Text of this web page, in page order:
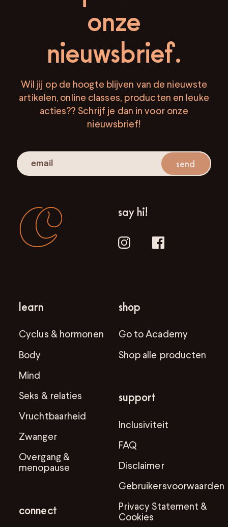
onze
nieuwsbrief.
Wil jij op de hoogte blijven van de nieuwste
artikelen, online classes, producten en leuke
acties?? Schrijf je dan in voor onze
nieuwsbrief!
send
say hi!
learn
Cyclus & hormonen
Body
Mind
Seks & relaties
Vruchtbaarheid
Zwanger
Overgang &
menopause
connect
shop
Go to Academy
Shop alle producten
support
Inclusiviteit
FAQ
Disclaimer
Gebruikersvoorwaarden
Privacy Statement &
Cookies